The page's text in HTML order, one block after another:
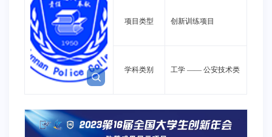
项目类型 创新训练项目
学科类别 工学 ——公安技术类